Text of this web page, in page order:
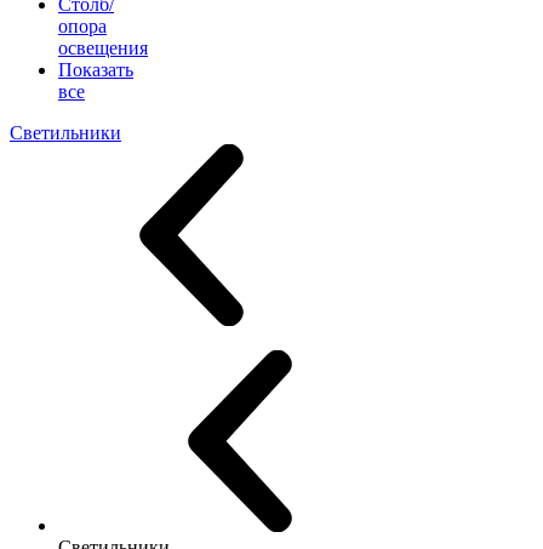
Столб/
опора
освещения
Показать
все
Светильники